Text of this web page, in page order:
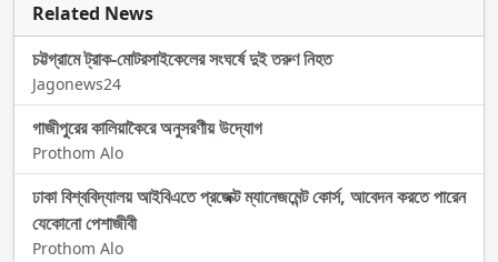
Related News
চট্টগ্রামে ট্রাক-মোটরসাইকেলের সংঘর্ষে দুই তরুণ নিহত
Jagonews24
গাজীপুরের কালিয়াকৈরে অনুসরণীয় উদ্যোগ
Prothom Alo
ঢাকা বিশ্ববিদ্যালয় আইবিএতে প্রজেক্ট ম্যানেজমেন্ট কোর্স, আবেদন করতে পারেন
যেকোনো পেশাজীবী
Prothom Alo